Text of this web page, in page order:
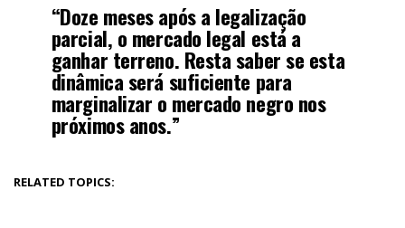
“Doze meses após a legalização
parcial, o mercado legal está a
ganhar terreno. Resta saber se esta
dinâmica será suficiente para
marginalizar o mercado negro nos
próximos anos.”
RELATED TOPICS: